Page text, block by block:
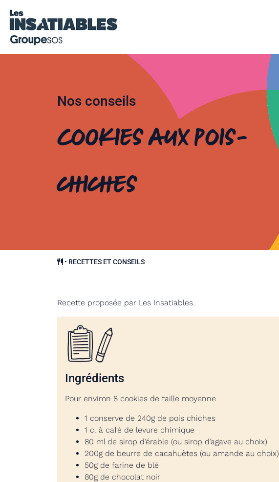
Nos conseils
Cookies aux pois-
chiches
• RECETTES ET CONSEILS
Recette proposée par Les Insatiables.
Ingrédients
Pour environ 8 cookies de taille moyenne
1 conserve de 240g de pois chiches
1 c. à café de levure chimique
80 ml de sirop d’érable (ou sirop d’agave au choix)
200g de beurre de cacahuètes (ou amande au choix)
50g de farine de blé
80g de chocolat noir